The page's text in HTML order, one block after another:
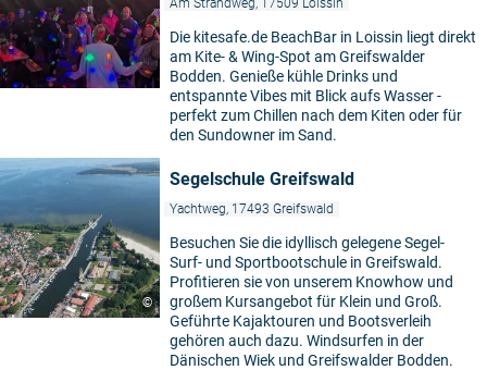
Die kitesafe.de BeachBar in Loissin liegt direkt
am Kite- & Wing-Spot am Greifswalder
Bodden. Genieße kühle Drinks und
entspannte Vibes mit Blick aufs Wasser -
perfekt zum Chillen nach dem Kiten oder für
den Sundowner im Sand.
©
Segelschule Greifswald
Yachtweg, 17493 Greifswald
Besuchen Sie die idyllisch gelegene Segel-
Surf- und Sportbootschule in Greifswald.
Profitieren sie von unserem Knowhow und
großem Kursangebot für Klein und Groß.
Geführte Kajaktouren und Bootsverleih
gehören auch dazu. Windsurfen in der
Dänischen Wiek und Greifswalder Bodden.